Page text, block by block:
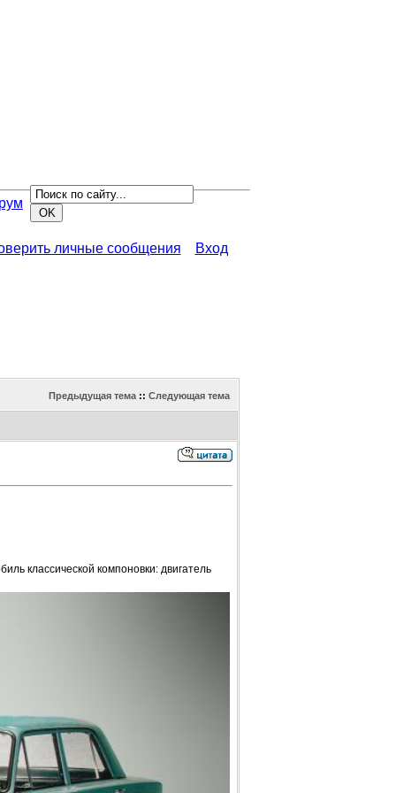
личные сообщения Вход
Предыдущая тема:: Следующая тема
классической компоновки: двигатель